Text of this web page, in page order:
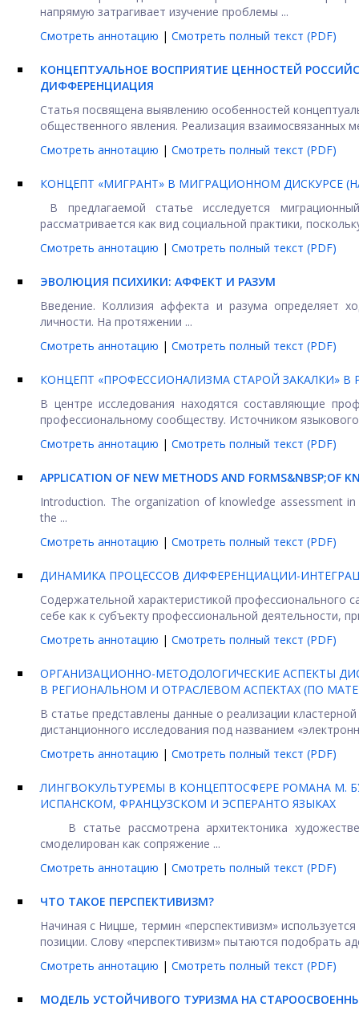
напрямую затрагивает изучение проблемы ...
Смотреть аннотацию | Смотреть полный текст (PDF)
КОНЦЕПТУАЛЬНОЕ ВОСПРИЯТИЕ ЦЕННОСТЕЙ
ДИФФЕРЕНЦИАЦИЯ
Статья посвящена выявлению особенностей
общественного явления. Реализация взаимосвязанных
Смотреть аннотацию | Смотреть полный текст (PDF)
КОНЦЕПТ «МИГРАНТ» В МИГРАЦИОННОМ ДИСКУРСЕ
В предлагаемой статье исследуется
рассматривается как вид социальной практики,
Смотреть аннотацию | Смотреть полный текст (PDF)
ЭВОЛЮЦИЯ ПСИХИКИ: АФФЕКТ И РАЗУМ
Введение. Коллизия аффекта и разума определяет
личности. На протяжении ...
Смотреть аннотацию | Смотреть полный текст (PDF)
КОНЦЕПТ «ПРОФЕССИОНАЛИЗМА СТАРОЙ ЗАКАЛКИ» В
В центре исследования находятся составляющие
профессиональному сообществу. Источником
Смотреть аннотацию | Смотреть полный текст (PDF)
APPLICATION OF NEW METHODS AND FORMS&NBSP;OF
Introduction. The organization of knowledge assessment
the ...
Смотреть аннотацию | Смотреть полный текст (PDF)
ДИНАМИКА ПРОЦЕССОВ ДИФФЕРЕНЦИАЦИИ-
Содержательной характеристикой профессионального
себе как к субъекту профессиональной деятельности,
Смотреть аннотацию | Смотреть полный текст (PDF)
ОРГАНИЗАЦИОННО-МЕТОДОЛОГИЧЕСКИЕ АСПЕКТЫ
В РЕГИОНАЛЬНОМ И ОТРАСЛЕВОМ АСПЕКТАХ (ПО
В статье представлены данные о реализации
дистанционного исследования под названием
Смотреть аннотацию | Смотреть полный текст (PDF)
ЛИНГВОКУЛЬТУРЕМЫ В КОНЦЕПТОСФЕРЕ РОМАНА М.
ИСПАНСКОМ, ФРАНЦУЗСКОМ И ЭСПЕРАНТО ЯЗЫКАХ
В статье рассмотрена архитектоника
смоделирован как сопряжение ...
Смотреть аннотацию | Смотреть полный текст (PDF)
ЧТО ТАКОЕ ПЕРСПЕКТИВИЗМ?
Начиная с Ницше, термин «перспективизм»
позиции. Слову «перспективизм» пытаются подобрать
Смотреть аннотацию | Смотреть полный текст (PDF)
МОДЕЛЬ УСТОЙЧИВОГО ТУРИЗМА НА